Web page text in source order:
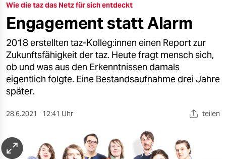
öko
gesellschaft
kultur
sport
berlin
nord
wahrheit
Wie die taz das Netz für sich entdeckt
Engagement statt Alarm
2018 erstellten taz-Kolleg:innen einen Report zur
Zukunftsfähigkeit der taz. Heute fragt mensch sich,
ob und was aus den Erkenntnissen damals
eigentlich folgte. Eine Bestandsaufnahme drei Jahre
später.
28.6.2021 12:41 Uhr teilen